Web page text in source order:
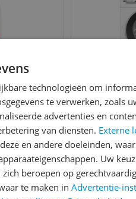
/ 7 kg
rpm
7 kg
Ga
technologieën om
te verwerken, zoals
advertenties en
van diensten. Externe
en andere doeleinden,
Uw
beroepen op
te maken in Advertentie-